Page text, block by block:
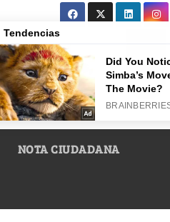
NOTA CIUDADANA